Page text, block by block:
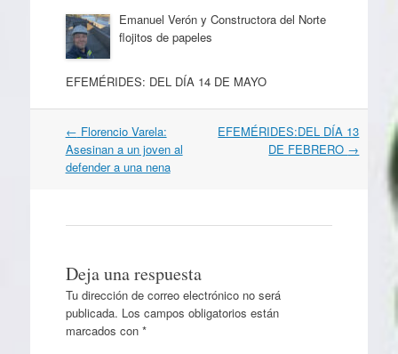
Emanuel Verón y Constructora del Norte
flojitos de papeles
EFEMÉRIDES: DEL DÍA 14 DE MAYO
Navegación
por
artículos
← Florencio Varela:
Asesinan a un joven al
defender a una nena
EFEMÉRIDES:DEL DÍA 13
DE FEBRERO →
Deja una respuesta
Tu dirección de correo electrónico no será
publicada. Los campos obligatorios están
marcados con *